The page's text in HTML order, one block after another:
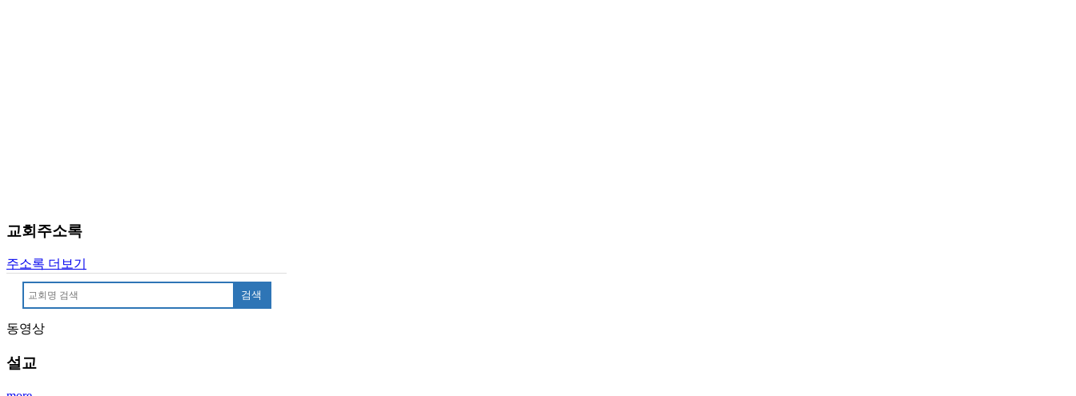
평
기
비
아
탑-
교회주소록
주소록 더보기
검색
동영상
설교